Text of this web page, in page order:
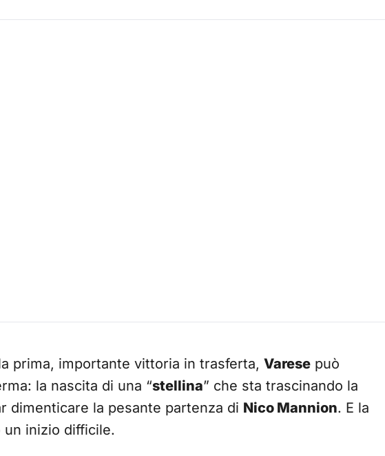
prima, importante vittoria in trasferta, Varese può
la nascita di una “stellina” che sta trascinando la
dimenticare la pesante partenza di Nico Mannion. E la
un inizio difficile.